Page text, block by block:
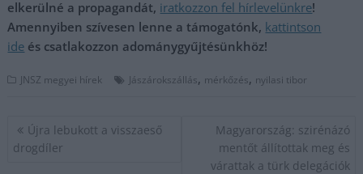
elkerülné a propagandát, iratkozzon fel hírlevelünkre!
Amennyiben szívesen lenne a támogatónk, kattintson
ide és csatlakozzon adománygyűjtésünkhöz!
JNSZ megyei hírek Jászárokszállás, mérkőzés, nyilasi tibor
Bejegyzés
navigáció
Újra lebukott a visszaeső
drogdíler
Magyarország: szirénázó
mentőt állítottak meg és
várattak a türk delegációk